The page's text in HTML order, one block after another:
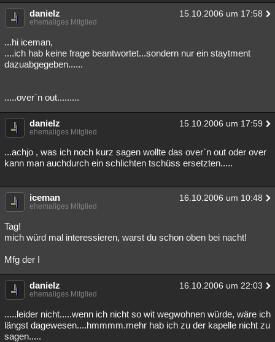
danielz 15.10.2006 um 17:58
ehemaliges Mitglied
...hi iceman,
....ich hab keine frage beantwortet...sondern nur ein staytment
dazuabgegeben......
.....over`n out.........
danielz 15.10.2006 um 17:59
ehemaliges Mitglied
...achjo , was ich noch kurz sagen wollte das over`n out oder over
kann man auchdurch ein schlichten tschüss ersetzten.....
iceman 16.10.2006 um 10:48
ehemaliges Mitglied
Tag!
mich würd mal interessieren, warst du schon oben bei nacht!
Mfg der I
danielz 16.10.2006 um 22:03
ehemaliges Mitglied
.....leider nicht.....wenn ich nicht so wit wegwohnen würde, wäre ich
längst dagewesen....hmmmm.mehr hab ich zu der kapelle nicht zu
sagen.....